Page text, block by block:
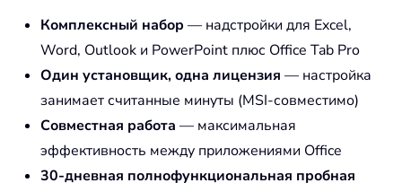
Комплексный набор — надстройки для Excel,
Word, Outlook и PowerPoint плюс Office Tab Pro
Один установщик, одна лицензия — настройка
занимает считанные минуты (MSI-совместимо)
Совместная работа — максимальная
эффективность между приложениями Office
30-дневная полнофункциональная пробная